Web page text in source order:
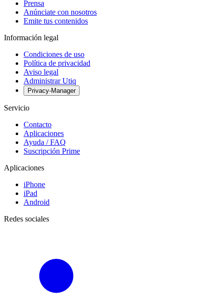
Prensa
Anúnciate con nosotros
Emite tus contenidos
Información legal
Condiciones de uso
Política de privacidad
Aviso legal
Administrar Utiq
Privacy-Manager
Servicio
Contacto
Aplicaciones
Ayuda / FAQ
Suscripción Prime
Aplicaciones
iPhone
iPad
Android
Redes sociales